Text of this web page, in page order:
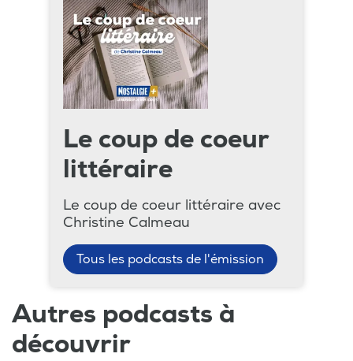
Le coup de coeur
littéraire
Le coup de coeur littéraire avec
Christine Calmeau
Tous les podcasts de l'émission
Autres podcasts à
découvrir